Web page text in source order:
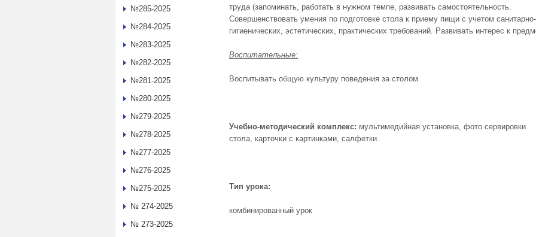
труда (запоминать, работать в нужном темпе, развивать самостоятельность.
Совершенствовать умения по подготовке стола к приему пищи с учетом санитарно-
гигиенических, эстетических, практических требований. Развивать интерес к
Воспитательные:
Воспитывать общую культуру поведения за столом
Учебно-методический комплекс: мультимедийная установка, фото сервировки
стола, карточки c картинками, салфетки.
Тип урока:
комбинированный урок
№285-2025
№284-2025
№283-2025
№282-2025
№281-2025
№280-2025
№279-2025
№278-2025
№277-2025
№276-2025
№275-2025
№ 274-2025
№ 273-2025